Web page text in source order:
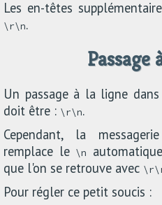
Les en-têtes
\r\n.
Passage
Un passage à la ligne
doit être : \r\n.
Cependant, la
remplace le \n
que l'on se retrouve avec
Pour régler ce petit soucis :